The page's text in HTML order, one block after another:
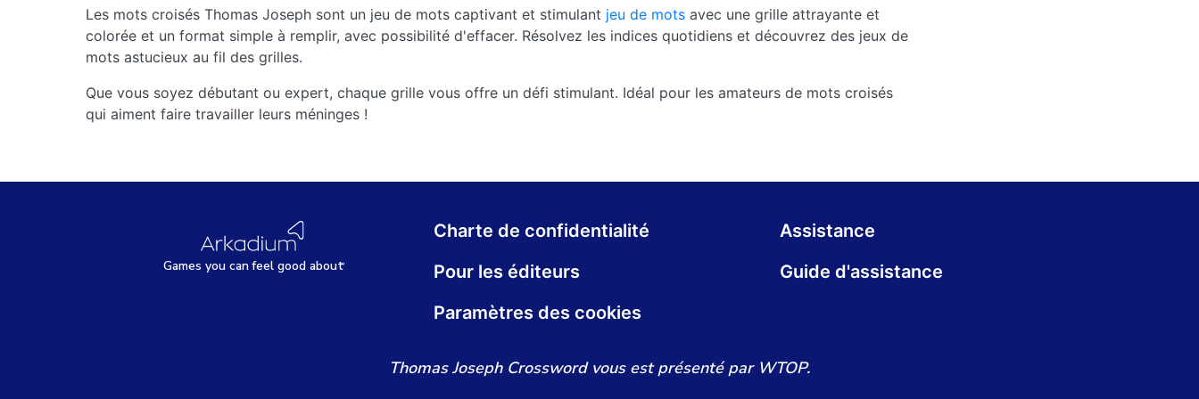
Les mots croisés Thomas Joseph sont un jeu de mots captivant et stimulant jeu de mots avec une grille attrayante et
colorée et un format simple à remplir, avec possibilité d'effacer. Résolvez les indices quotidiens et découvrez des jeux de
mots astucieux au fil des grilles.
Que vous soyez débutant ou expert, chaque grille vous offre un défi stimulant. Idéal pour les amateurs de mots croisés
qui aiment faire travailler leurs méninges !
Games you canfeel good about
Charte de confidentialité
Assistance
Pour les éditeurs
Guide d'assistance
Paramètres des cookies
Thomas Joseph Crossword vous est présenté par WTOP.